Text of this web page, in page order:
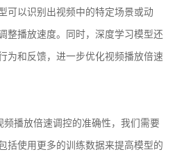
可以识别出视频中的特定场景或动
整播放速度。同时，深度学习模型还
为和反馈，进一步优化视频播放倍速
播放倍速调控的准确性，我们需要
括使用更多的训练数据来提高模型的